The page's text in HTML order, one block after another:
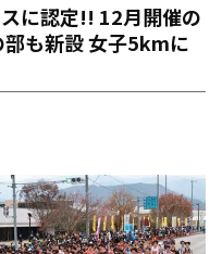
12月開催の
も新設 女子5kmに